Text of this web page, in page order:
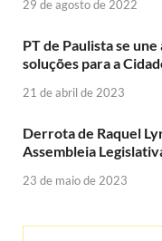
29 de agosto de 2022
PT de Paulista se
soluções para a
21 de abril de 2023
Derrota de Raquel
Assembleia
23 de maio de 2023